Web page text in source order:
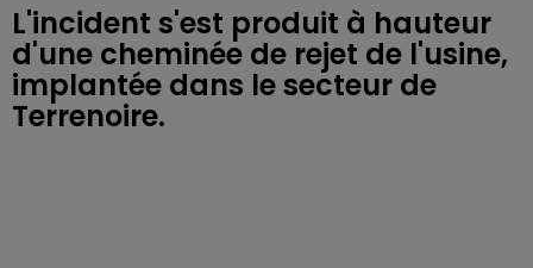
L'incident s'est produit à hauteur
d'une cheminée de rejet de l'usine,
implantée dans le secteur de
Terrenoire.